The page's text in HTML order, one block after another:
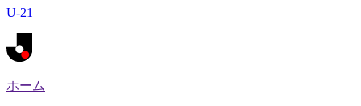
U-21
ホーム